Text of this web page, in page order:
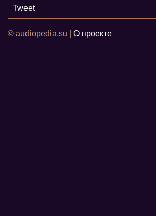
Tweet
© audiopedia.su | О проекте